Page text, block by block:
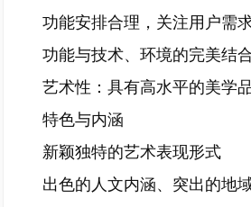
功能安排合理，关注用户需
功能与技术、环境的完美结
艺术性：具有高水平的美学
特色与内涵
新颖独特的艺术表现形式
出色的人文内涵、突出的地